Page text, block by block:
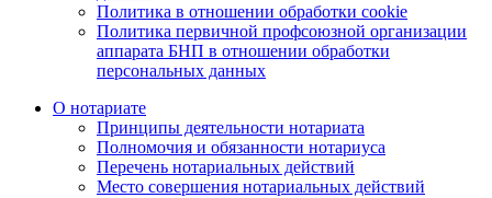
Политика в отношении обработки cookie
Политика первичной профсоюзной организации
аппарата БНП в отношении обработки
персональных данных
О нотариате
Принципы деятельности нотариата
Полномочия и обязанности нотариуса
Перечень нотариальных действий
Место совершения нотариальных действий